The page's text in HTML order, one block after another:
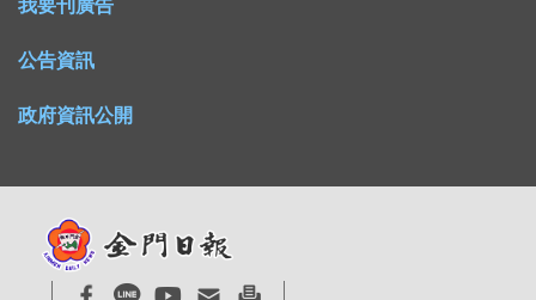
我要刊廣告
公告資訊
政府資訊公開